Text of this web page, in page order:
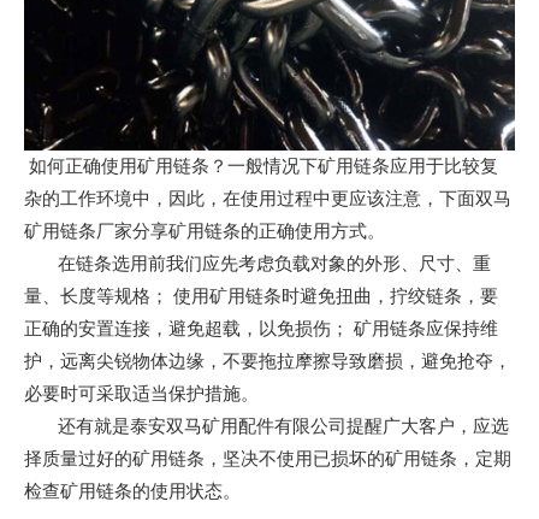
如何正确使用矿用链条？一般情况下矿用链条应用于比较复
杂的工作环境中，因此，在使用过程中更应该注意，下面双马
矿用链条厂家分享矿用链条的正确使用方式。
在链条选用前我们应先考虑负载对象的外形、尺寸、重
量、长度等规格； 使用矿用链条时避免扭曲，拧绞链条，要
正确的安置连接，避免超载，以免损伤； 矿用链条应保持维
护，远离尖锐物体边缘，不要拖拉摩擦导致磨损，避免抢夺，
必要时可采取适当保护措施。
还有就是泰安双马矿用配件有限公司提醒广大客户，应选
择质量过好的矿用链条，坚决不使用已损坏的矿用链条，定期
检查矿用链条的使用状态。